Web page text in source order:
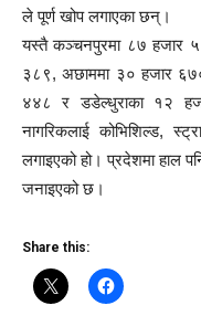
ले पूर्ण खोप लगाएका छन्।
यस्तै कञ्चनपुरमा ८७ हजार
३८९, अछाममा ३० हजार
४४८ र डडेल्धुराका १२
नागरिकलाई कोभिशिल्ड,
लगाइएको हो। प्रदेशमा हाल
जनाइएको छ।
Share this: